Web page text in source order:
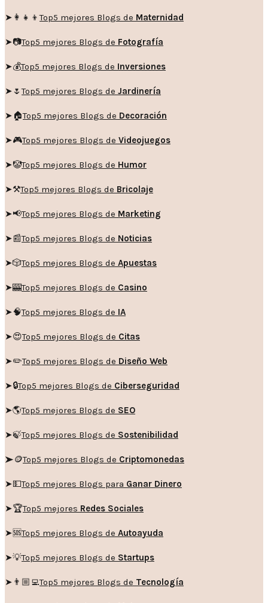
➤👩‍👧‍👦Top5 mejores Blogs de Maternidad
➤📷Top5 mejores Blogs de Fotografía
➤💰Top5 mejores Blogs de Inversiones
➤🌷Top5 mejores Blogs de Jardinería
➤🏠Top5 mejores Blogs de Decoración
➤🎮Top5 mejores Blogs de Videojuegos
➤🤡Top5 mejores Blogs de Humor
➤⚒️Top5 mejores Blogs de Bricolaje
➤📢Top5 mejores Blogs de Marketing
➤📰Top5 mejores Blogs de Noticias
➤🎲Top5 mejores Blogs de Apuestas
➤🎰Top5 mejores Blogs de Casino
➤🧠Top5 mejores Blogs de IA
➤😍Top5 mejores Blogs de Citas
➤✏️Top5 mejores Blogs de Diseño Web
➤🔒Top5 mejores Blogs de Ciberseguridad
➤🌎Top5 mejores Blogs de SEO
➤🍃Top5 mejores Blogs de Sostenibilidad
➤🪙Top5 mejores Blogs de Criptomonedas
➤💵Top5 mejores Blogs para Ganar Dinero
➤🏆Top5 mejores Redes Sociales
➤🆘Top5 mejores Blogs de Autoayuda
➤💡Top5 mejores Blogs de Startups
➤👨🏼‍💻Top5 mejores Blogs de Tecnología